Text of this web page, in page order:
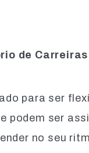
de
para ser
podem ser
no seu